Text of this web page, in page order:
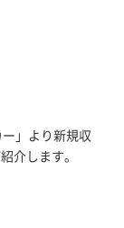
」より新規収
介します。